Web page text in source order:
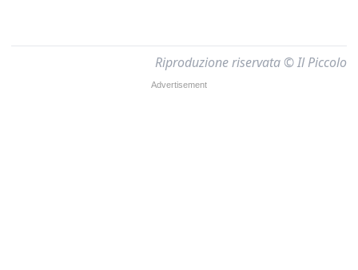
Riproduzione riservata © Il Piccolo